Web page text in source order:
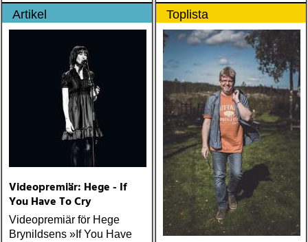
och grekiska vid universitet
i Lund
Artikel
Videopremiär: Hege - If
You Have To Cry
Videopremiär för Hege
Brynildsens »If You Have
Toplista